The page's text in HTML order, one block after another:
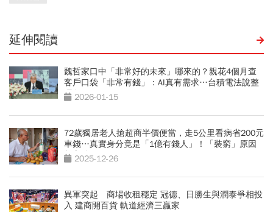
延伸閱讀
魏哲家口中「非常好的未來」哪來的？親花4個月查
客戶口袋「非常有錢」：AI真有需求…台積電法說整
理包2026-01-15
72歲獨居老人搶超商半價便當，走5公里看病省200元
車錢…真實身分竟是「1億有錢人」！「裝窮」原因
超心酸
2025-12-26
異軍突起 商場收租穩定 冠德、日勝生與潤泰爭相投
入 建商開百貨 軌道經濟三贏家